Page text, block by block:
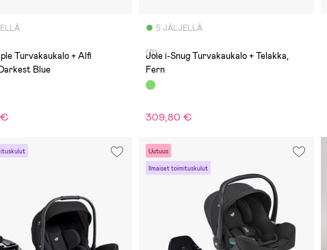
Turvakaukalo + Alfi
Blue
5 JÄLJELLÄ
(0)
Joie i-Snug Turvakaukalo + Telakka,
Fern
309,80 €
Uutuus
Ilmaiset toimituskulut